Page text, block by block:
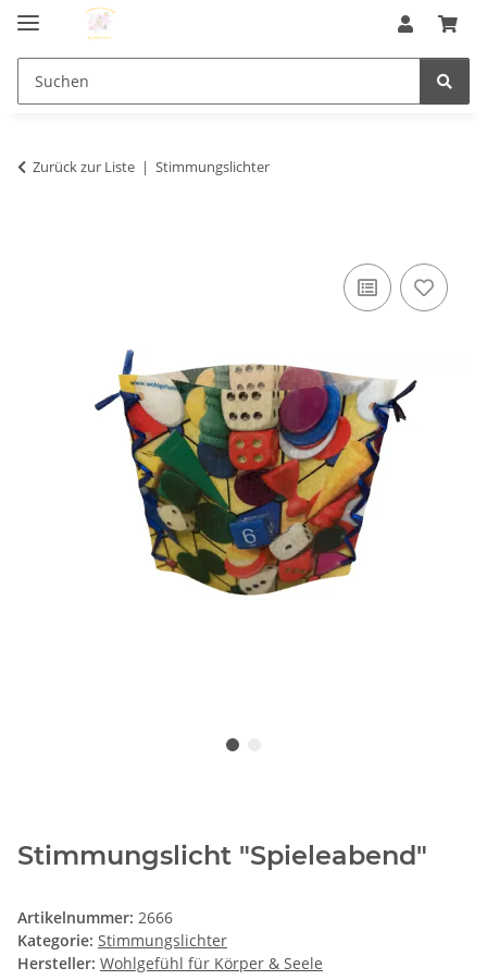
Zurück zur Liste Stimmungslichter
Stimmungslicht "Spieleabend"
Artikelnummer: 2666
Kategorie: Stimmungslichter
Hersteller: Wohlgefühl für Körper & Seele